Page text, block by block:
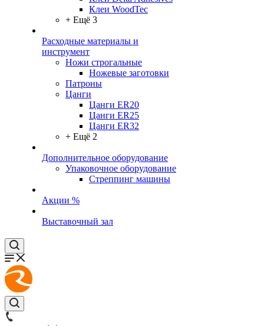
Клеи WoodTec
+ Ещё 3
Расходные материалы и
инструмент
Ножи строгальные
Ножевые заготовки
Патроны
Цанги
Цанги ER20
Цанги ER25
Цанги ER32
+ Ещё 2
Дополнительное оборудование
Упаковочное оборудование
Стреппинг машины
Акции %
Выставочный зал